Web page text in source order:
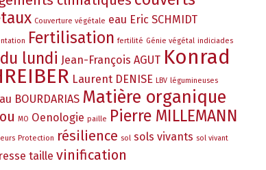
Couverture végétale eau Eric SCHMIDT
Fertilisation fertilité Génie végétal indiciades
lundi Jean-François AGUT Konrad
Laurent DENISE LBV légumineuses
BOURDARIAS Matière organique
MO Oenologie paille Pierre MILLEMANN
Protection résilience sol sols vivants sol vivant
taille vinification